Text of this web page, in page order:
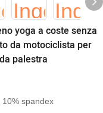
yoga a coste senza
da motociclista per
palestra
10% spandex